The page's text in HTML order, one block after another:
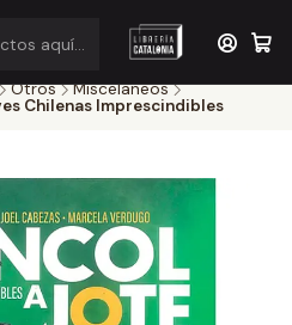
$1.000 en RM por compras sobre
Otros
Miscelaneos
Chilenas Imprescindibles